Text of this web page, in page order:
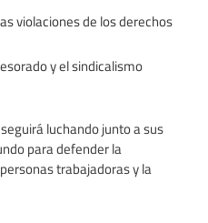
violaciones de los derechos
y el sindicalismo
luchando junto a sus
para defender la
trabajadoras y la